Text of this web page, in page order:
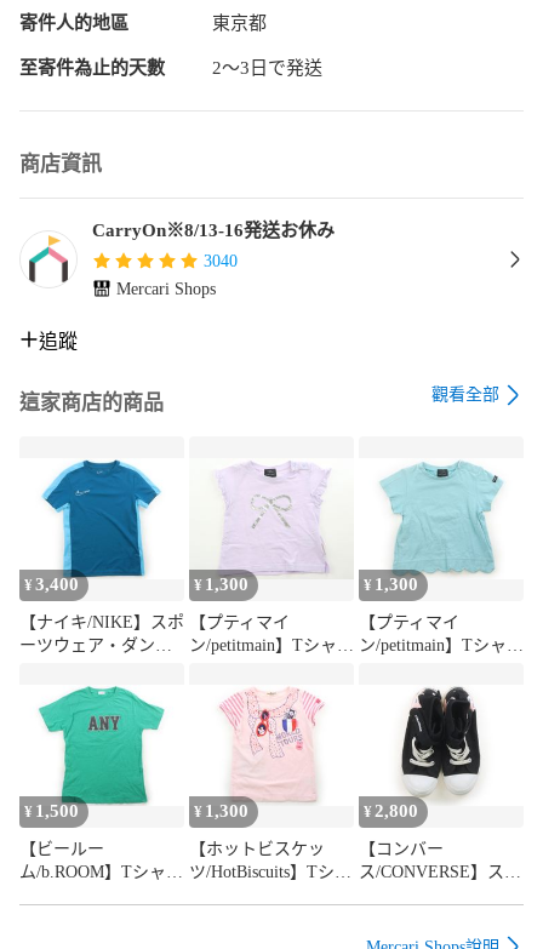
寄件人的地區 東京都
至寄件為止的天數 2〜3日で発送
商店資訊
CarryOn※8/13-16発送お休み
3040
Mercari Shops
追蹤
這家商店的商品 觀看全部
¥3,400
【ナイキ/NIKE】スポ
ーツウェア・ダンス
の子【子供服・ベビ
ー服】（2205756）
¥ 1,300
【プティマイ
ン/petitmain】Tシャ
イズ 女の子【子供
服・ベビー服】
（2205755）
¥ 1,300
【プティマイ
ン/petitmain】Tシャ
イズ 女の子【子供
服・ベビー服】
（2205754）
¥ 1,500
【ビールー
ム/b.ROOM】Tシャ
¥ 1,300
【ホットビスケッ
ツ/HotBiscuits】Tシャ
¥ 2,800
【コンバー
ス/CONVERSE】スニ
ー服】（2161149）